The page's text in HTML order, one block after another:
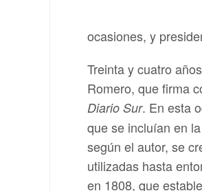
ocasiones, y
Treinta y cuatro
Romero, que firma
Diario Sur. En esta
que se incluían en
según el autor, se
utilizadas hasta
en 1808, que